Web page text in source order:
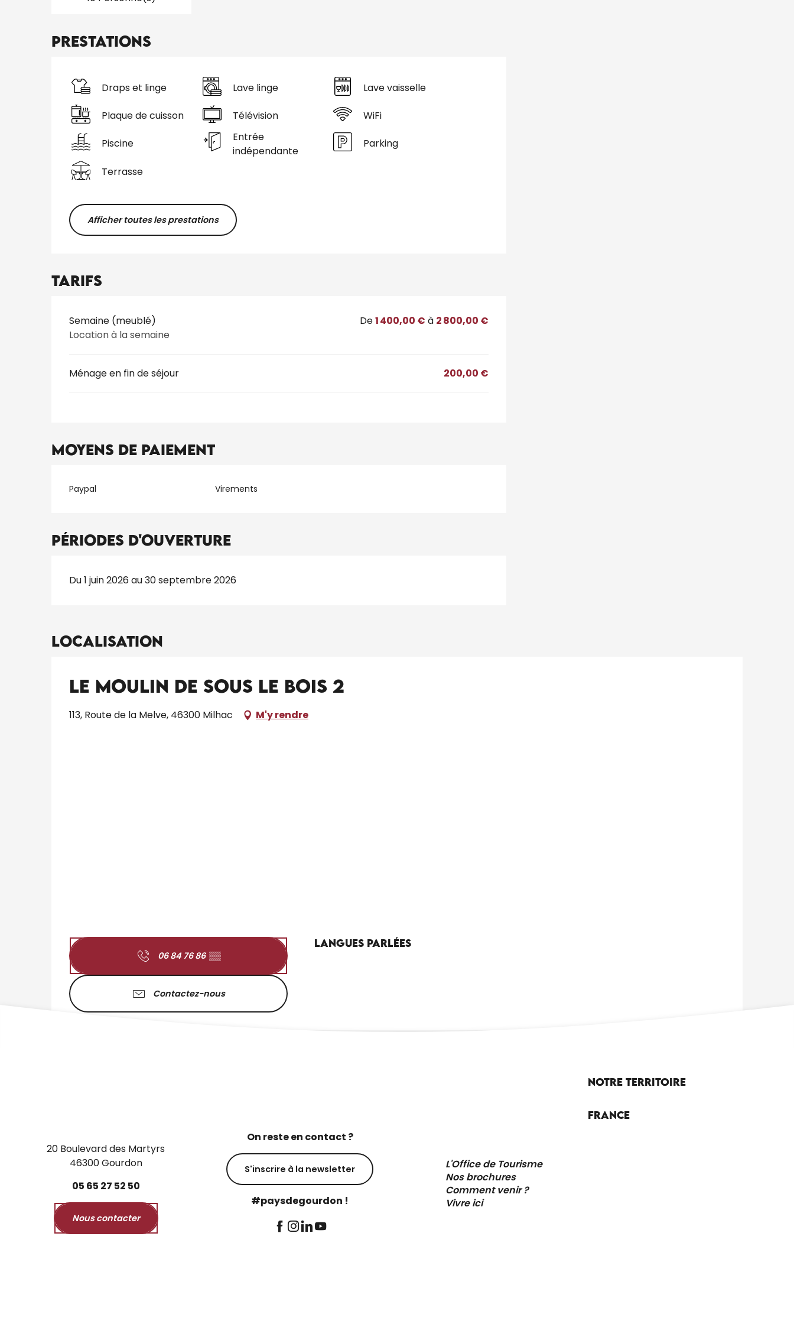
Prestations
Draps et linge Lave linge Lave vaisselle
Plaque de cuisson Télévision WiFi
Piscine
Entrée
indépendante
Parking
Terrasse
Afficher toutes les prestations
Tarifs
Tarifs 2026
Semaine (meublé)
Location à la semaine
De1 400,00 € à 2 800,00 €
Ménage en fin de séjour 200,00 €
Moyens de paiement
Paypal Virements
Périodes d'ouverture
Du 1 juin 2026 au 30 septembre 2026
Localisation
Le Moulin de sous le bois 2
113, Route de la Melve, 46300 Milhac M'y rendre
06 84 76 86 ▒▒
Contactez-nous
Langues parlées
Langues parlées
20 Boulevard des Martyrs
46300 Gourdon
05 65 27 52 50
Nous contacter
On reste en contact ?
S'inscrire à la newsletter
#paysdegourdon !
L'Office de Tourisme
Nos brochures
Comment venir ?
Vivre ici
Notre territoire
France